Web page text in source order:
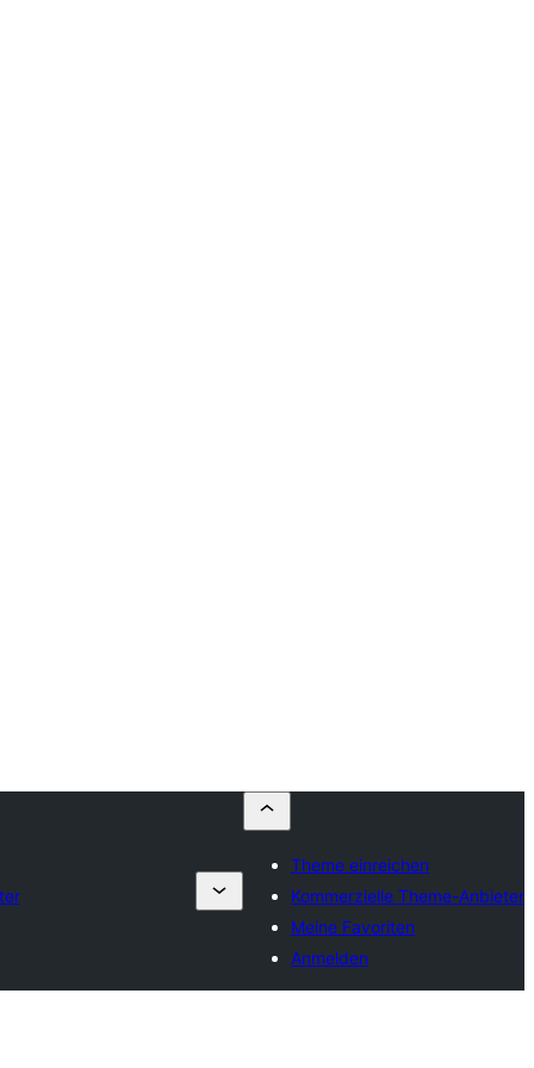
Theme einreichen
Kommerzielle Theme-Anbieter
Meine Favoriten
Anmelden